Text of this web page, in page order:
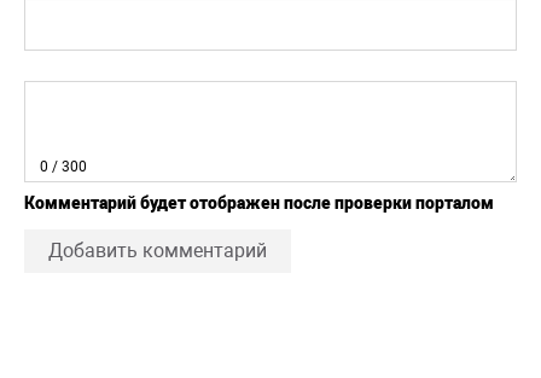
0 / 300
Комментарий будет отображен после проверки порталом
Добавить комментарий